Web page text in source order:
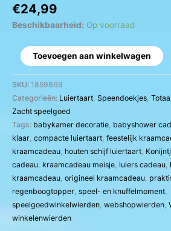
€24,99
Beschikbaarheid: Op voorraad
Toevoegen aan winkelwagen
SKU: 1859869
Categorieën: Luiertaart, Speendoekjes,
Zacht speelgoed
Tags: babykamer decoratie, babyshower
klaar, compacte luiertaart, feestelijk
kraamcadeau, houten schijf luiertaart,
cadeau, kraamcadeau meisje, luiers cadeau,
kraamcadeau, origineel kraamcadeau,
regenboogtopper, speel- en knuffelmoment,
speelgoedwinkelwierden, webshopwierden,
winkelenwierden